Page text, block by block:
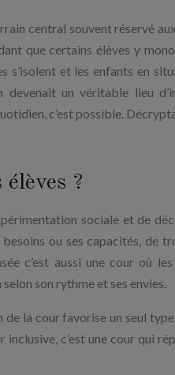
central souvent réservé
que certains élèves y
s’isolent et les enfants en
un véritable lieu
c’est possible.
?
sociale et de
ou ses capacités, de
c’est aussi une cour où
son rythme et ses envies.
la cour favorise un seul
c’est une cour qui